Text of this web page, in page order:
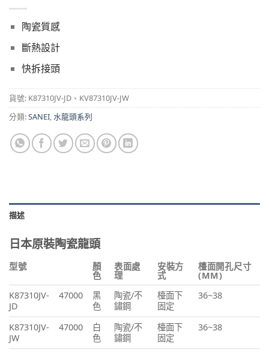
陶瓷質感
斷熱設計
快拆接頭
貨號: K87310JV-JD、KV87310JV-JW
分類:SANEI,水龍頭系列
描述
日本原裝陶瓷龍頭
型號 顏
色
表面處
理
安裝方
式
檯面開孔尺寸
(MM)
K87310JV-
JD
47000
黑
色
陶瓷/不
鏽鋼
檯面下
固定
36~38
K87310JV-
JW
47000
白
色
陶瓷/不
鏽鋼
檯面下
固定
36~38